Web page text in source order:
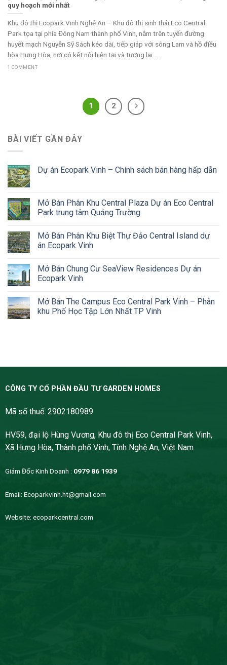
quy hoạch mới nhất
Khu đô thị Ecopark Vinh Nghệ An – Khu đô thị sinh thái Eco Central
Park tọa tại phía Đông Nam thành phố Vinh, nằm trên tuyến đường
huyết mạch Nguyễn Sỹ Sách kéo dài, tiếp giáp với sông Lam và hồ điều
hòa Hưng Hòa, nơi có kết nối hiện tại và tương lai......
1 COMMENT
1 2
BÀI VIẾT GẦN ĐÂY
Dự án Ecopark Vinh – Chính sách bán hàng hấp dẫn
Mở Bán Phân Khu Central Plaza Dự án Eco Central
Park trung tâm Quảng Trường
Mở Bán Phân Khu Biệt Thự Đảo Central Island dự
án Ecopark Vinh
Mở Bán Chung Cư SeaView Residences Dự án
Ecopark Vinh
Mở Bán The Campus Eco Central Park Vinh – Phân
khu Phố Học Tập Lớn Nhất TP Vinh
CÔNG TY CỔ PHẦN ĐẦU TƯ GARDEN HOMES
Mã số thuế: 2902180989
HV59, đại lộ Hùng Vương, Khu đô thị Eco Central Park Vinh,
Xã Hưng Hòa, Thành phố Vinh, Tỉnh Nghệ An, Việt Nam
Giám Đốc Kinh Doanh : 0979 86 1939
Email: Ecoparkvinh.ht@gmail.com
Website: ecoparkcentral.com